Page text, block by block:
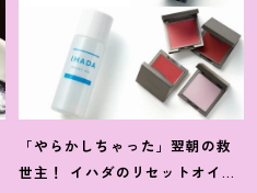
「やらかしちゃった」翌朝の救
世主 ！
イハダのリセットオイル